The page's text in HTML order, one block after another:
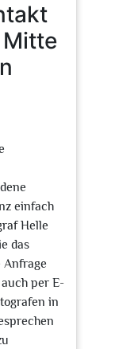
einfach
Helle
das
per E-
in